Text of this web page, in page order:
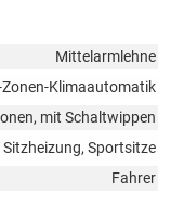
Mittelarmlehne
Klimaautomatik
mit Schaltwippen
Sportsitze
Fahrer